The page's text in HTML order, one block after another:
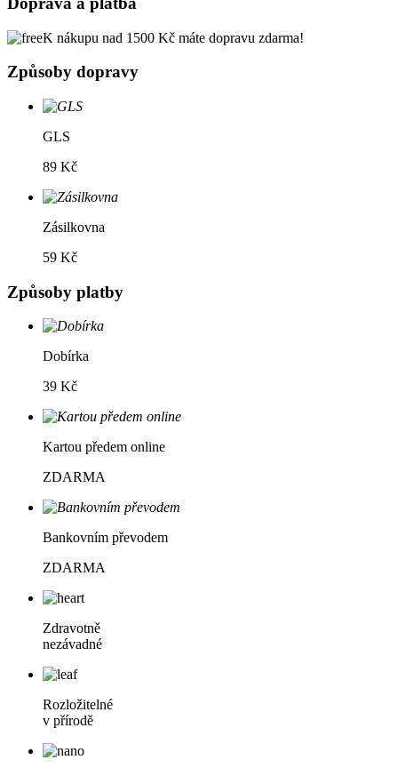
K nákupu nad 1500 Kč máte dopravu zdarma!
Způsoby dopravy
GLS
89 Kč
Zásilkovna
59 Kč
Způsoby platby
Dobírka
39 Kč
Kartou předem online
ZDARMA
Bankovním převodem
ZDARMA
Zdravotně
nezávadné
Rozložitelné
v přírodě